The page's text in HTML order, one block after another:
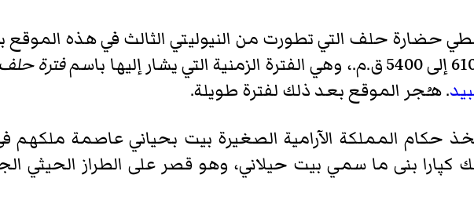
حضارة حلف التي تطورت من النيوليتي الثالث في هذه الموقع
فترة حلف
. هـُجر الموقع بعد ذلك لفترة طويلة.
بيت بحيانيعاصمة ملكهم في
كپارا بنى ما سمي بيت حيلاني، وهو قصر على الطراز الحيثي